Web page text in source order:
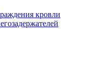
кровли